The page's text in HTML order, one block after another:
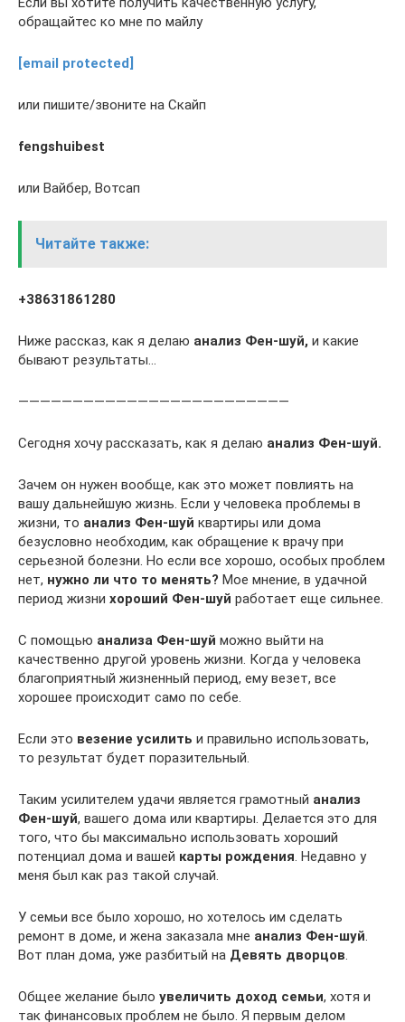
обращайтес ко мне по майлу
[email protected]
или пишите/звоните на Скайп
fengshuibest
или Вайбер, Вотсап
Читайте также:
+38631861280
Ниже рассказ, как я делаю анализ Фен-шуй, и какие
бывают результаты…
—————————————————————————
Сегодня хочу рассказать, как я делаю анализ Фен-шуй.
Зачем он нужен вообще, как это может повлиять на
вашу дальнейшую жизнь. Если у человека проблемы в
жизни, то анализ Фен-шуй квартиры или дома
безусловно необходим, как обращение к врачу при
серьезной болезни. Но если все хорошо, особых проблем
нет, нужно ли что то менять? Мое мнение, в удачной
период жизни хороший Фен-шуй работает еще сильнее.
С помощью анализа Фен-шуй можно выйти на
качественно другой уровень жизни. Когда у человека
благоприятный жизненный период, ему везет, все
хорошее происходит само по себе.
Если это везение усилить и правильно использовать,
то результат будет поразительный.
Таким усилителем удачи является грамотный анализ
Фен-шуй, вашего дома или квартиры. Делается это для
того, что бы максимально использовать хороший
потенциал дома и вашей карты рождения. Недавно у
меня был как раз такой случай.
У семьи все было хорошо, но хотелось им сделать
ремонт в доме, и жена заказала мне анализ Фен-шуй.
Вот план дома, уже разбитый на Девять дворцов.
Общее желание было увеличить доход семьи, хотя и
так финансовых проблем не было. Я первым делом